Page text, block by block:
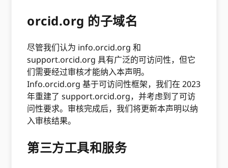
orcid.org 的子域名
尽管我们认为 info.orcid.org 和
support.orcid.org 具有广泛的可访问性，但它
们需要经过审核才能纳入本声明。
Info.orcid.org 基于可访问性框架，我们在 2023
年重建了 support.orcid.org，并考虑到了可访
问性要求。审核完成后，我们将更新本声明以纳
入审核结果。
第三方工具和服务